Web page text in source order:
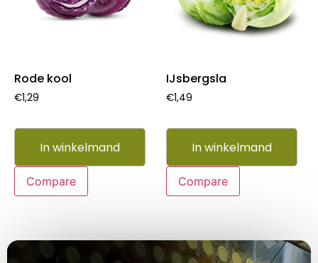
Rode kool
€1,29
In winkelmand
Compare
IJsbergsla
€1,49
In winkelmand
Compare